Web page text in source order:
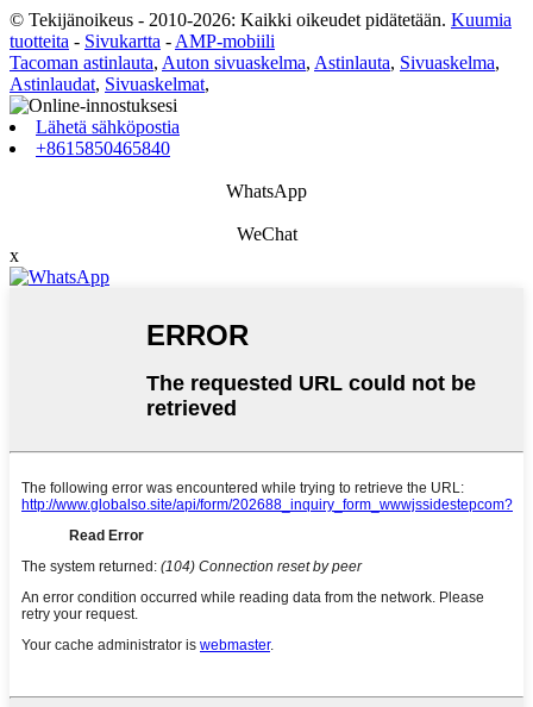
© Tekijänoikeus - 2010-2026: Kaikki oikeudet pidätetään. Kuumia
tuotteita - Sivukartta - AMP-mobiili
Tacoman astinlauta, Auton sivuaskelma, Astinlauta, Sivuaskelma,
Astinlaudat, Sivuaskelmat,
Lähetä sähköpostia
+8615850465840
WhatsApp
WeChat
x